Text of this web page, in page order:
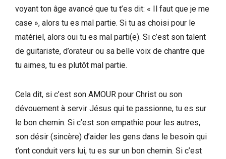
voyant ton âge avancé que tu t’es dit: « Il faut que je me
case », alors tu es mal partie. Si tu as choisi pour le
matériel, alors oui tu es mal parti(e). Si c’est son talent
de guitariste, d’orateur ou sa belle voix de chantre que
tu aimes, tu es plutôt mal partie.
Cela dit, si c’est son AMOUR pour Christ ou son
dévouement à servir Jésus qui te passionne, tu es sur
le bon chemin. Si c’est son empathie pour les autres,
son désir (sincère) d’aider les gens dans le besoin qui
t’ont conduit vers lui, tu es sur un bon chemin. Si c’est